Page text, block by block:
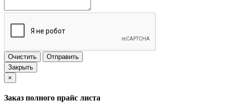
Очистить
Отправить
Закрыть
×
Заказ полного прайс листа